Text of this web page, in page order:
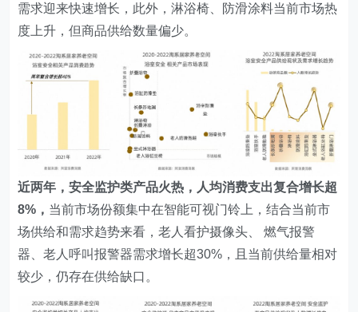
需求迎来快速增长，此外，淋浴椅、防滑涂料当前市场热
度上升，但商品供给数量偏少。
近两年，安全监护类产品火热，人均消费支出复合增长超
8%， 当前市场份额集中在智能可视门铃上，结合当前市
场供给和需求趋势来看，老人看护摄像头、 燃气报警
器、老人呼叫报警器需求增长超30%，且当前供给量相对
较少，仍存在供给缺口。